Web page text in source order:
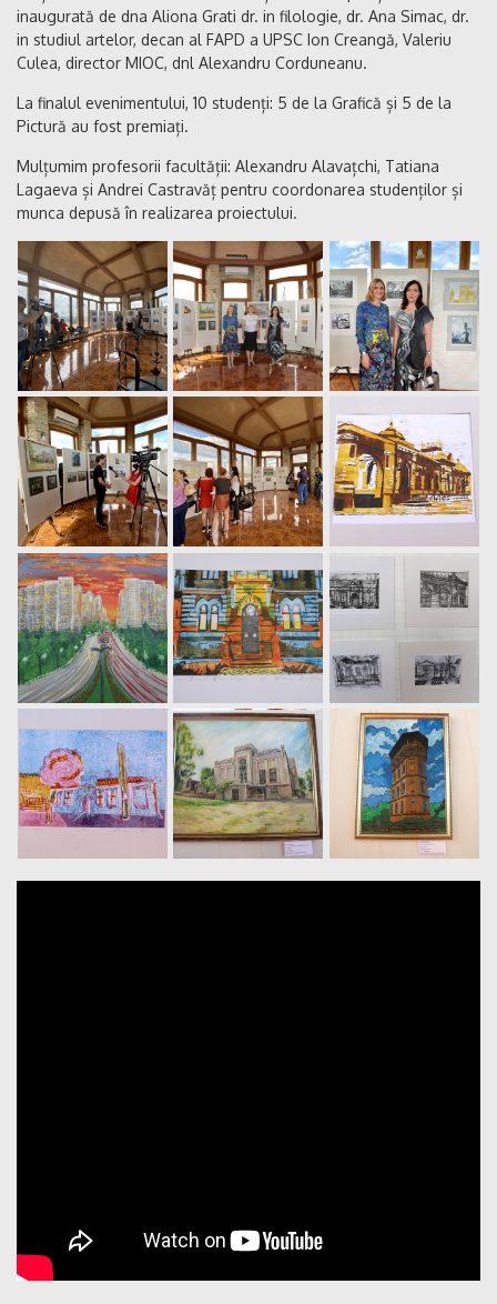
inaugurată de dna Aliona Grati dr. in filologie, dr. Ana Simac, dr.
in studiul artelor, decan al FAPD a UPSC Ion Creangă, Valeriu
Culea, director MIOC, dnl Alexandru Corduneanu.
La finalul evenimentului, 10 studenți: 5 de la Grafică și 5 de la
Pictură au fost premiați.
Mulțumim profesorii facultății: Alexandru Alavațchi, Tatiana
Lagaeva și Andrei Castravăț pentru coordonarea studenților și
munca depusă în realizarea proiectului.